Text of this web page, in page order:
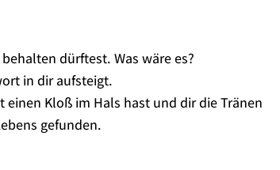
dürftest. Was wäre es?
in dir aufsteigt.
Kloß im Hals hast und dir die Tränen
gefunden.